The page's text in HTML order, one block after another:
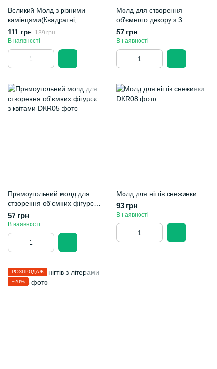
Великий Молд з різними
камінцями(Квадратні,
овальні та багато інших)
111 грн 139 грн
В наявності
Молд для створення
об'ємного декору з 3
сердцями різного розміру
57 грн
В наявності
Прямоугольний молд для
створення об'ємних фігурок
з квітами
57 грн
В наявності
Молд для нігтів снежинки
93 грн
В наявності
РОЗПРОДАЖ
−20%